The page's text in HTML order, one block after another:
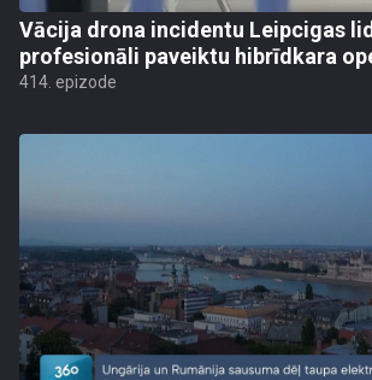
Vācija drona incidentu Leipcigas
profesionāli paveiktu hibrīdkara
414. epizode